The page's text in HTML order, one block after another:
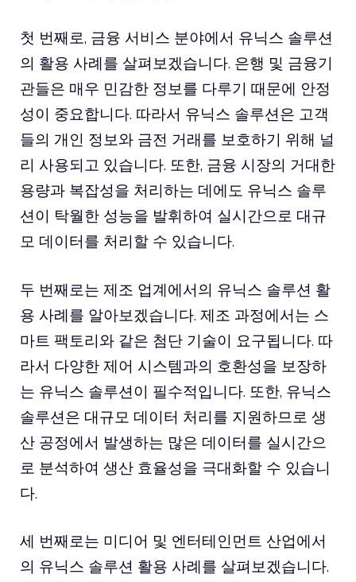
첫 번째로, 금융 서비스 분야에서 유닉스 솔루션
의 활용 사례를 살펴보겠습니다. 은행 및 금융기
관들은 매우 민감한 정보를 다루기 때문에 안정
성이 중요합니다. 따라서 유닉스 솔루션은 고객
들의 개인 정보와 금전 거래를 보호하기 위해 널
리 사용되고 있습니다. 또한, 금융 시장의 거대한
용량과 복잡성을 처리하는 데에도 유닉스 솔루
션이 탁월한 성능을 발휘하여 실시간으로 대규
모 데이터를 처리할 수 있습니다.
두 번째로는 제조 업계에서의 유닉스 솔루션 활
용 사례를 알아보겠습니다. 제조 과정에서는 스
마트 팩토리와 같은 첨단 기술이 요구됩니다. 따
라서 다양한 제어 시스템과의 호환성을 보장하
는 유닉스 솔루션이 필수적입니다. 또한, 유닉스
솔루션은 대규모 데이터 처리를 지원하므로 생
산 공정에서 발생하는 많은 데이터를 실시간으
로 분석하여 생산 효율성을 극대화할 수 있습니
다.
세 번째로는 미디어 및 엔터테인먼트 산업에서
의 유닉스 솔루션 활용 사례를 살펴보겠습니다.